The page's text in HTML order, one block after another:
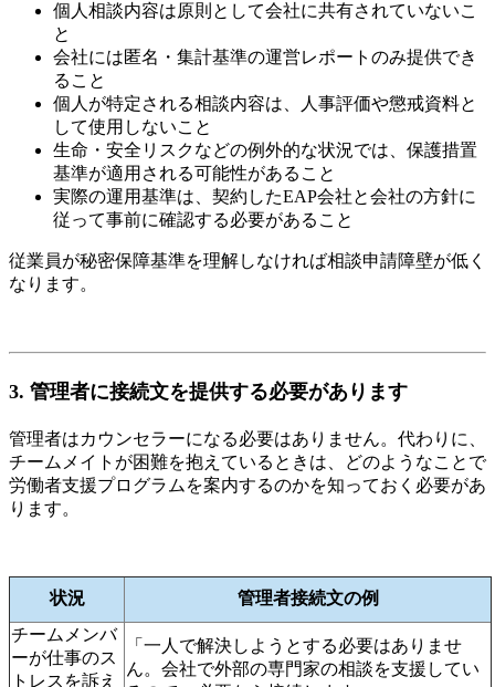
個人相談内容は原則として会社に共有されていないこ
と
会社には匿名・集計基準の運営レポートのみ提供でき
ること
個人が特定される相談内容は、人事評価や懲戒資料と
して使用しないこと
生命・安全リスクなどの例外的な状況では、保護措置
基準が適用される可能性があること
実際の運用基準は、契約したEAP会社と会社の方針に
従って事前に確認する必要があること
従業員が秘密保障基準を理解しなければ相談申請障壁が低く
なります。
3. 管理者に接続文を提供する必要があります
管理者はカウンセラーになる必要はありません。代わりに、
チームメイトが困難を抱えているときは、どのようなことで
労働者支援プログラムを案内するのかを知っておく必要があ
ります。
状況
管理者接続文の例
チームメンバ
ーが仕事のス
トレスを訴え
「一人で解決しようとする必要はありませ
ん。会社で外部の専門家の相談を支援してい